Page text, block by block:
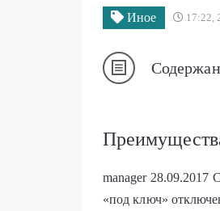
Иное 17:22,
manager 28.09.2017
«под ключ»